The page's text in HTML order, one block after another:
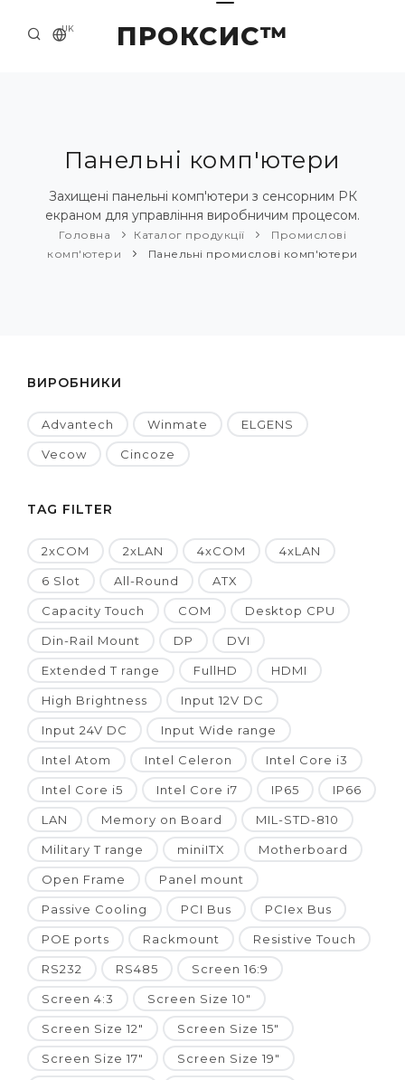
ПРОКСИС™
UK
ПРО НАС
ПРИКЛАДИ ТА РІШЕННЯ
КАТАЛОГ ПРОДУКЦІЇ
Панельні комп'ютери
Захищені панельні комп'ютери з сенсорним РК
екраном для управління виробничим процесом.
Головна Каталог продукції
Промислові
комп'ютери
Панельні промислові комп'ютери
ВИРОБНИКИ
Advantech Winmate ELGENS
Vecow Cincoze
TAG FILTER
2xCOM 2xLAN 4xCOM 4xLAN
6 Slot All-Round ATX
Capacity Touch COM Desktop CPU
Din-Rail Mount DP DVI
Extended T range FullHD HDMI
High Brightness Input 12V DC
Input 24V DC Input Wide range
Intel Atom Intel Celeron Intel Core i3
Intel Core i5 Intel Core i7 IP65 IP66
LAN Memory on Board MIL-STD-810
Military T range miniITX Motherboard
Open Frame Panel mount
Passive Cooling PCI Bus PCIex Bus
POE ports Rackmount Resistive Touch
RS232 RS485 Screen 16:9
Screen 4:3 Screen Size 10"
Screen Size 12" Screen Size 15"
Screen Size 17" Screen Size 19"